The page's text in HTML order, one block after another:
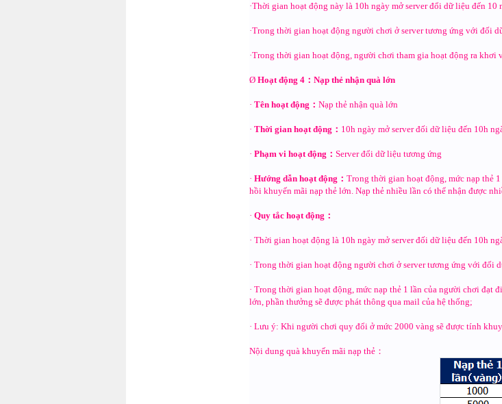
·Thời gian hoạt động này là 10h ngày mở server đổi dữ liệu đến 10
·Trong thời gian hoạt động người chơi ở server tương ứng với đối
·Trong thời gian hoạt động, người chơi tham gia hoạt động ra khơi
Ø Hoạt động 4：Nạp thẻ nhận quà lớn
· Tên hoạt động： Nạp thẻ nhận quà lớn
· Thời gian hoạt động： 10h ngày mở server đối dữ liệu đến 10h
· Phạm vi hoạt động： Server đổi dữ liệu tương ứng
· Hướng dẫn hoạt động： Trong thời gian hoạt động, mức nạp thẻ
hồi khuyến mãi nạp thẻ lớn. Nạp thẻ nhiều lần có thể nhận được
· Quy tắc hoạt động：
· Thời gian hoạt động là 10h ngày mở server đối dữ liệu đến 10h
· Trong thời gian hoạt động người chơi ở server tương ứng với đối
· Trong thời gian hoạt động, mức nạp thẻ 1 lần của người chơi đạt
lớn, phần thưởng sẽ được phát thông qua mail của hệ thống;
· Lưu ý: Khi người chơi quy đổi ở mức 2000 vàng sẽ được tính
Nội dung quà khuyến mãi nạp thẻ：